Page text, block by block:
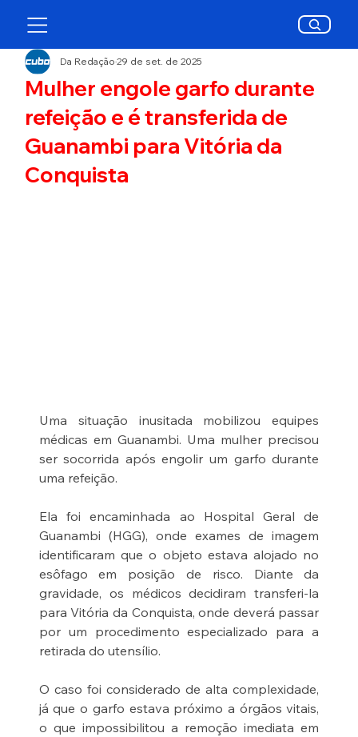
Mulher engole garfo durante
refeição e é transferida de
Guanambi para Vitória da
Conquista
Da Redação29 de set. de 2025
Uma situação inusitada mobilizou equipes
médicas em Guanambi. Uma mulher precisou
ser socorrida após engolir um garfo durante
uma refeição.
Ela foi encaminhada ao Hospital Geral de
Guanambi (HGG), onde exames de imagem
identificaram que o objeto estava alojado no
esôfago em posição de risco. Diante da
gravidade, os médicos decidiram transferi-la
para Vitória da Conquista, onde deverá passar
por um procedimento especializado para a
retirada do utensílio.
O caso foi considerado de alta complexidade,
já que o garfo estava próximo a órgãos vitais,
o que impossibilitou a remoção imediata em